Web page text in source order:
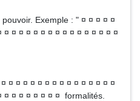
Exemple : " ¤ ¤ ¤ ¤ ¤
¤ ¤ ¤ ¤ ¤ ¤ ¤ ¤ ¤ ¤ ¤ ¤ ¤ ¤ ¤ ¤
¤ ¤ ¤ ¤ ¤ ¤ ¤ ¤ ¤ ¤ ¤ ¤ ¤ ¤ ¤
¤ ¤ ¤ ¤ ¤ ¤ ¤ ¤ formalités.